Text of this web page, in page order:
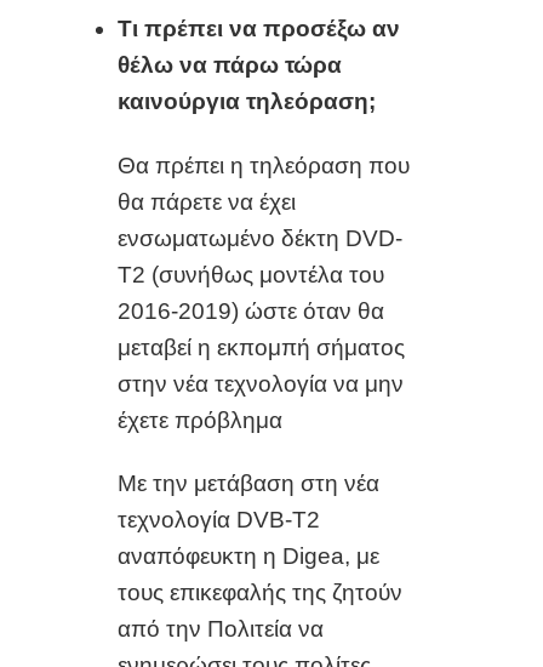
Τι πρέπει να προσέξω αν
θέλω να πάρω τώρα
καινούργια τηλεόραση;
Θα πρέπει η τηλεόραση που
θα πάρετε να έχει
ενσωματωμένο δέκτη DVD-
T2 (συνήθως μοντέλα του
2016-2019) ώστε όταν θα
μεταβεί η εκπομπή σήματος
στην νέα τεχνολογία να μην
έχετε πρόβλημα
Με την μετάβαση στη νέα
τεχνολογία DVB-T2
αναπόφευκτη η Digea, με
τους επικεφαλής της ζητούν
από την Πολιτεία να